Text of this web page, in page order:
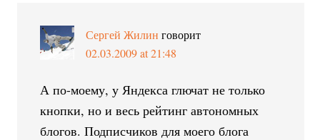
Сергей Жилин говорит
02.03.2009 at 21:48
А по-моему, у Яндекса глючат не только
кнопки, но и весь рейтинг автономных
блогов. Подписчиков для моего блога